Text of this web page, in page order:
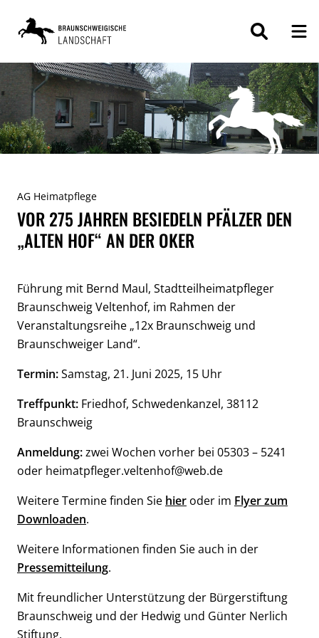
ZUM
INHALT
AG Heimatpflege
VOR 275 JAHREN BESIEDELN PFÄLZER DEN
„ALTEN HOF“ AN DER OKER
Führung mit Bernd Maul, Stadtteilheimatpfleger
Braunschweig Veltenhof, im Rahmen der
Veranstaltungsreihe „12x Braunschweig und
Braunschweiger Land“.
Termin:Samstag, 21. Juni 2025, 15 Uhr
Treffpunkt: Friedhof, Schwedenkanzel, 38112
Braunschweig
Anmeldung:zwei Wochen vorher bei 05303 – 5241
oder heimatpfleger.veltenhof@web.de
Weitere Termine finden Sie hier oder im Flyer zum
Downloaden.
Weitere Informationen finden Sie auch in der
Pressemitteilung.
Mit freundlicher Unterstützung der Bürgerstiftung
Braunschweig und der Hedwig und Günter Nerlich
Stiftung.